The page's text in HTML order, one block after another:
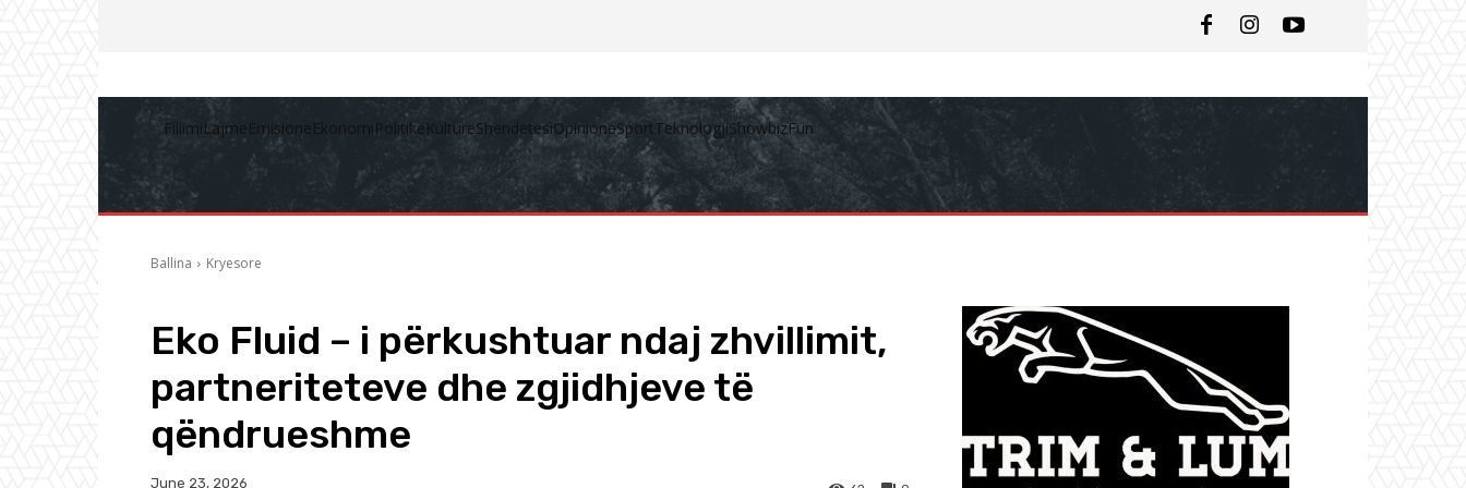
FillimiLajmeEmisioneEkonomiPolitikëKulturëShëndetësiOpinioneSportTeknologjiShowbizFun
Ballina Kryesore
Eko Fluid – i përkushtuar ndaj zhvillimit,
partneriteteve dhe zgjidhjeve të
qëndrueshme
June 23, 2026